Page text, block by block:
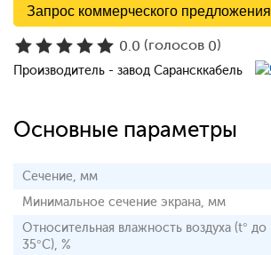
Запрос коммерческого предложения
0.0 (голосов 0)
Производитель - завод Сарансккабель
Основные параметры
Сечение, мм
Минимальное сечение экрана, мм
Относительная влажность воздуха (t° до
35°С), %